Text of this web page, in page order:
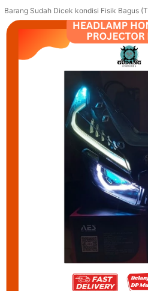
Barang Sudah Dicek kondisi Fisik Bagus